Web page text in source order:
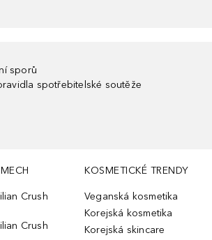
sporů
spotřebitelské soutěže
Crush
Crush
KOSMETICKÉ TRENDY
Veganská kosmetika
Korejská kosmetika
Korejská skincare